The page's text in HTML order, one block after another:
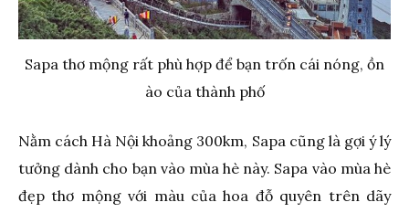
Sapa thơ mộng rất phù hợp để bạn trốn cái nóng, ồn
ào của thành phố
Nằm cách Hà Nội khoảng 300km, Sapa cũng là gợi ý lý
tưởng dành cho bạn vào mùa hè này. Sapa vào mùa hè
đẹp thơ mộng với màu của hoa đỗ quyên trên dãy